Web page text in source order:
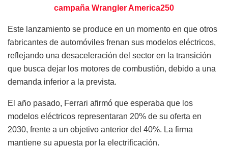
campaña Wrangler America250
Este lanzamiento se produce en un momento en que otros
fabricantes de automóviles frenan sus modelos eléctricos,
reflejando una desaceleración del sector en la transición
que busca dejar los motores de combustión, debido a una
demanda inferior a la prevista.
El año pasado, Ferrari afirmó que esperaba que los
modelos eléctricos representaran 20% de su oferta en
2030, frente a un objetivo anterior del 40%. La firma
mantiene su apuesta por la electrificación.